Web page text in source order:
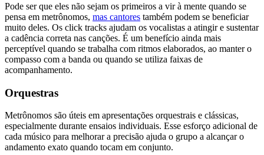
Pode ser que eles não sejam os primeiros a vir à mente quando se
pensa em metrônomos, mas cantores também podem se beneficiar
muito deles. Os click tracks ajudam os vocalistas a atingir e sustentar
a cadência correta nas canções. É um benefício ainda mais
perceptível quando se trabalha com ritmos elaborados, ao manter o
compasso com a banda ou quando se utiliza faixas de
acompanhamento.
Orquestras
Metrônomos são úteis em apresentações orquestrais e clássicas,
especialmente durante ensaios individuais. Esse esforço adicional de
cada músico para melhorar a precisão ajuda o grupo a alcançar o
andamento exato quando tocam em conjunto.